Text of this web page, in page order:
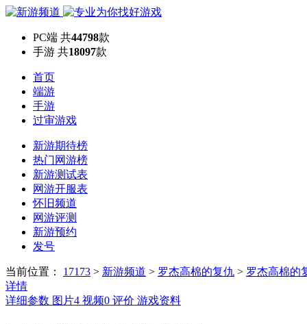
PC端 共44798款
手游 共18097款
首页
端游
手游
过审游戏
新游期待榜
热门网游榜
新游测试表
网游开服表
怀旧频道
网游评测
新游预约
发号
当前位置： 17173 > 新游频道 > 罗杰高棉的复仇 > 罗杰高棉的
详情
详细参数 图片4 视频0 评价 游戏资料